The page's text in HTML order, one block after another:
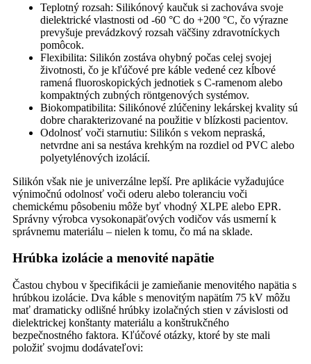
Teplotný rozsah: Silikónový kaučuk si zachováva svoje
dielektrické vlastnosti od -60 °C do +200 °C, čo výrazne
prevyšuje prevádzkový rozsah väčšiny zdravotníckych
pomôcok.
Flexibilita: Silikón zostáva ohybný počas celej svojej
životnosti, čo je kľúčové pre káble vedené cez kĺbové
ramená fluoroskopických jednotiek s C-ramenom alebo
kompaktných zubných röntgenových systémov.
Biokompatibilita: Silikónové zlúčeniny lekárskej kvality sú
dobre charakterizované na použitie v blízkosti pacientov.
Odolnosť voči starnutiu: Silikón s vekom nepraská,
netvrdne ani sa nestáva krehkým na rozdiel od PVC alebo
polyetylénových izolácií.
Silikón však nie je univerzálne lepší. Pre aplikácie vyžadujúce
výnimočnú odolnosť voči oderu alebo toleranciu voči
chemickému pôsobeniu môže byť vhodný XLPE alebo EPR.
Správny výrobca vysokonapäťových vodičov vás usmerní k
správnemu materiálu – nielen k tomu, čo má na sklade.
Hrúbka izolácie a menovité napätie
Častou chybou v špecifikácii je zamieňanie menovitého napätia s
hrúbkou izolácie. Dva káble s menovitým napätím 75 kV môžu
mať dramaticky odlišné hrúbky izolačných stien v závislosti od
dielektrickej konštanty materiálu a konštrukčného
bezpečnostného faktora. Kľúčové otázky, ktoré by ste mali
položiť svojmu dodávateľovi: